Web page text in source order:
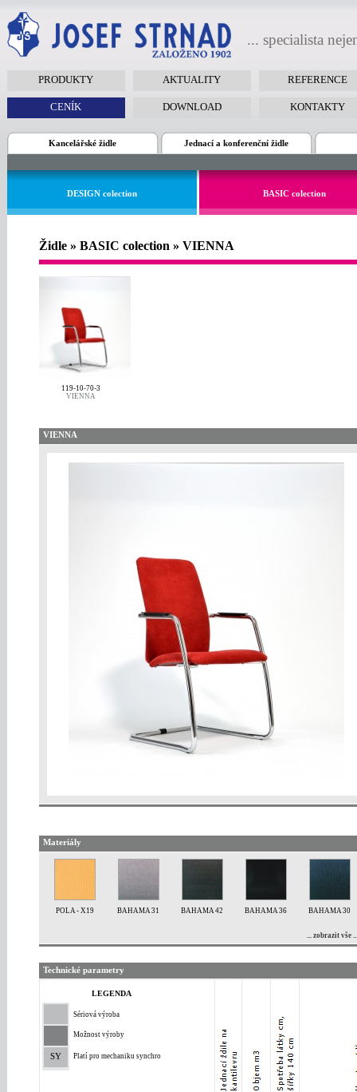
... specialista
PRODUKTY AKTUALITY REFERENCE
CENÍK DOWNLOAD KONTAKTY
Kancelářské židle Jednací a konferenční židle
DESIGN colection BASIC colection
Židle » BASIC colection » VIENNA
119-10-70-3
VIENNA
VIENNA
Materiály
POLA - X19 BAHAMA 31 BAHAMA 42 BAHAMA 36 BAHAMA 30
... zobrazit vše ...
Technické parametry
LEGENDA
SY
Sériová výroba
Možnost výroby
Platí pro mechaniku synchro